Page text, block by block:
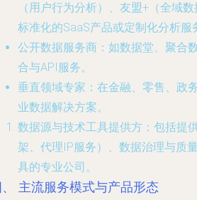
（用户行为分析）、友盟+（全域
标准化的SaaS产品或定制化分析服
公开数据服务商 ：如数据堂、聚合
合与API服务。
垂直领域专家 ：在金融、零售、政
业数据解决方案。
数据源与技术工具提供方 ：包括提
架、代理IP服务）、数据治理与质
具的专业公司。
主流服务模式与产品形态